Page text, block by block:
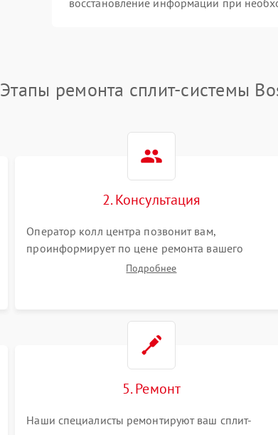
восстановление информации при
Этапы ремонта сплит-системы
2. Консультация
Оператор колл центра позвонит вам,
проинформирует по цене ремонта вашего
сплит-системы а также ответит на все ваши
Подробнее
5. Ремонт
Наши специалисты ремонтируют ваш сплит-